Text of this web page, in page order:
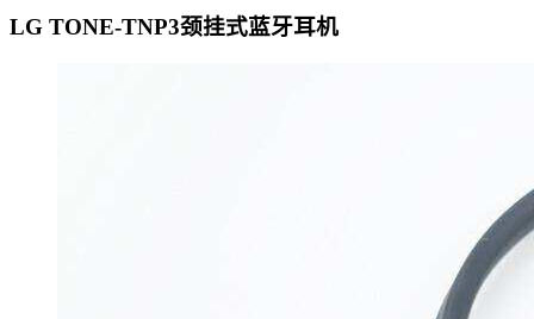
LG TONE-TNP3颈挂式蓝牙耳机